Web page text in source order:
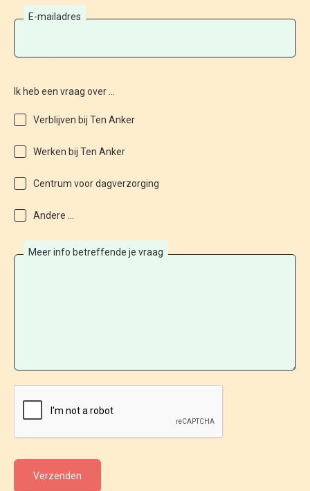
E-mailadres
Ik heb een vraag over ...
Verblijven bij Ten Anker
Werken bij Ten Anker
Centrum voor dagverzorging
Andere ...
Meer info betreffende je vraag